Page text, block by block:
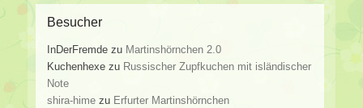
Besucher
InDerFremde zu Martinshörnchen 2.0
Kuchenhexe zu Russischer Zupfkuchen mit isländischer
Note
shira-hime zu Erfurter Martinshörnchen